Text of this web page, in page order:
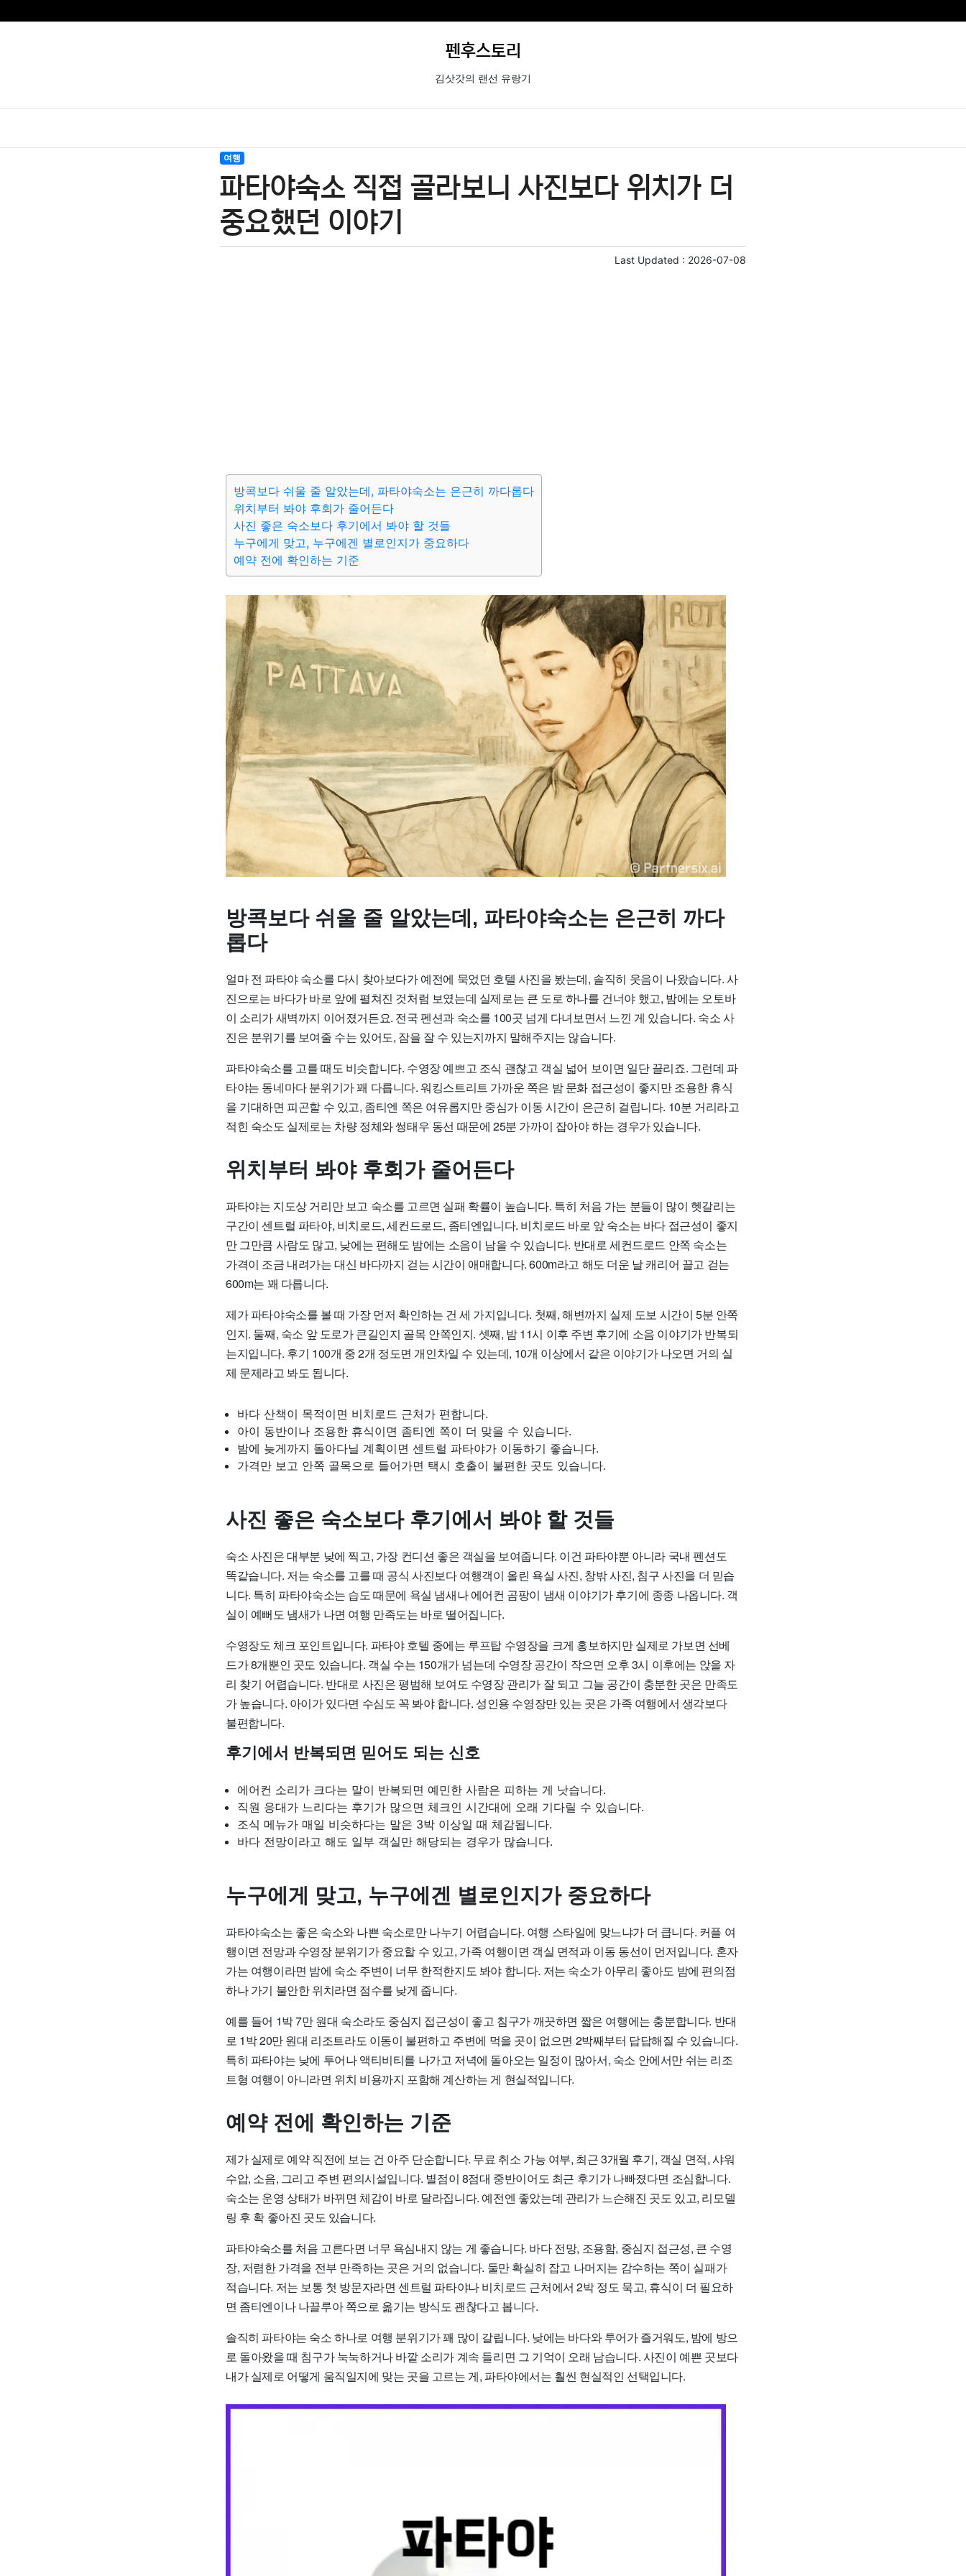
펜후스토리
김삿갓의 랜선 유랑기
여행
파타야숙소 직접 골라보니 사진보다 위치가 더
중요했던 이야기
Last Updated : 2026-07-08
방콕보다 쉬울 줄 알았는데, 파타야숙소는 은근히 까다롭다
위치부터 봐야 후회가 줄어든다
사진 좋은 숙소보다 후기에서 봐야 할 것들
누구에게 맞고, 누구에겐 별로인지가 중요하다
예약 전에 확인하는 기준
방콕보다 쉬울 줄 알았는데, 파타야숙소는 은근히 까다
롭다
얼마 전 파타야 숙소를 다시 찾아보다가 예전에 묵었던 호텔 사진을 봤는데, 솔직히 웃음이 나왔습니다. 사
진으로는 바다가 바로 앞에 펼쳐진 것처럼 보였는데 실제로는 큰 도로 하나를 건너야 했고, 밤에는 오토바
이 소리가 새벽까지 이어졌거든요. 전국 펜션과 숙소를 100곳 넘게 다녀보면서 느낀 게 있습니다. 숙소 사
진은 분위기를 보여줄 수는 있어도, 잠을 잘 수 있는지까지 말해주지는 않습니다.
파타야숙소를 고를 때도 비슷합니다. 수영장 예쁘고 조식 괜찮고 객실 넓어 보이면 일단 끌리죠. 그런데 파
타야는 동네마다 분위기가 꽤 다릅니다. 워킹스트리트 가까운 쪽은 밤 문화 접근성이 좋지만 조용한 휴식
을 기대하면 피곤할 수 있고, 좀티엔 쪽은 여유롭지만 중심가 이동 시간이 은근히 걸립니다. 10분 거리라고
적힌 숙소도 실제로는 차량 정체와 썽태우 동선 때문에 25분 가까이 잡아야 하는 경우가 있습니다.
위치부터 봐야 후회가 줄어든다
파타야는 지도상 거리만 보고 숙소를 고르면 실패 확률이 높습니다. 특히 처음 가는 분들이 많이 헷갈리는
구간이 센트럴 파타야, 비치로드, 세컨드로드, 좀티엔입니다. 비치로드 바로 앞 숙소는 바다 접근성이 좋지
만 그만큼 사람도 많고, 낮에는 편해도 밤에는 소음이 남을 수 있습니다. 반대로 세컨드로드 안쪽 숙소는
가격이 조금 내려가는 대신 바다까지 걷는 시간이 애매합니다. 600m라고 해도 더운 날 캐리어 끌고 걷는
600m는 꽤 다릅니다.
제가 파타야숙소를 볼 때 가장 먼저 확인하는 건 세 가지입니다. 첫째, 해변까지 실제 도보 시간이 5분 안쪽
인지. 둘째, 숙소 앞 도로가 큰길인지 골목 안쪽인지. 셋째, 밤 11시 이후 주변 후기에 소음 이야기가 반복되
는지입니다. 후기 100개 중 2개 정도면 개인차일 수 있는데, 10개 이상에서 같은 이야기가 나오면 거의 실
제 문제라고 봐도 됩니다.
바다 산책이 목적이면 비치로드 근처가 편합니다.
아이 동반이나 조용한 휴식이면 좀티엔 쪽이 더 맞을 수 있습니다.
밤에 늦게까지 돌아다닐 계획이면 센트럴 파타야가 이동하기 좋습니다.
가격만 보고 안쪽 골목으로 들어가면 택시 호출이 불편한 곳도 있습니다.
사진 좋은 숙소보다 후기에서 봐야 할 것들
숙소 사진은 대부분 낮에 찍고, 가장 컨디션 좋은 객실을 보여줍니다. 이건 파타야뿐 아니라 국내 펜션도
똑같습니다. 저는 숙소를 고를 때 공식 사진보다 여행객이 올린 욕실 사진, 창밖 사진, 침구 사진을 더 믿습
니다. 특히 파타야숙소는 습도 때문에 욕실 냄새나 에어컨 곰팡이 냄새 이야기가 후기에 종종 나옵니다. 객
실이 예뻐도 냄새가 나면 여행 만족도는 바로 떨어집니다.
수영장도 체크 포인트입니다. 파타야 호텔 중에는 루프탑 수영장을 크게 홍보하지만 실제로 가보면 선베
드가 8개뿐인 곳도 있습니다. 객실 수는 150개가 넘는데 수영장 공간이 작으면 오후 3시 이후에는 앉을 자
리 찾기 어렵습니다. 반대로 사진은 평범해 보여도 수영장 관리가 잘 되고 그늘 공간이 충분한 곳은 만족도
가 높습니다. 아이가 있다면 수심도 꼭 봐야 합니다. 성인용 수영장만 있는 곳은 가족 여행에서 생각보다
불편합니다.
후기에서 반복되면 믿어도 되는 신호
에어컨 소리가 크다는 말이 반복되면 예민한 사람은 피하는 게 낫습니다.
직원 응대가 느리다는 후기가 많으면 체크인 시간대에 오래 기다릴 수 있습니다.
조식 메뉴가 매일 비슷하다는 말은 3박 이상일 때 체감됩니다.
바다 전망이라고 해도 일부 객실만 해당되는 경우가 많습니다.
누구에게 맞고, 누구에겐 별로인지가 중요하다
파타야숙소는 좋은 숙소와 나쁜 숙소로만 나누기 어렵습니다. 여행 스타일에 맞느냐가 더 큽니다. 커플 여
행이면 전망과 수영장 분위기가 중요할 수 있고, 가족 여행이면 객실 면적과 이동 동선이 먼저입니다. 혼자
가는 여행이라면 밤에 숙소 주변이 너무 한적한지도 봐야 합니다. 저는 숙소가 아무리 좋아도 밤에 편의점
하나 가기 불안한 위치라면 점수를 낮게 줍니다.
예를 들어 1박 7만 원대 숙소라도 중심지 접근성이 좋고 침구가 깨끗하면 짧은 여행에는 충분합니다. 반대
로 1박 20만 원대 리조트라도 이동이 불편하고 주변에 먹을 곳이 없으면 2박째부터 답답해질 수 있습니다.
특히 파타야는 낮에 투어나 액티비티를 나가고 저녁에 돌아오는 일정이 많아서, 숙소 안에서만 쉬는 리조
트형 여행이 아니라면 위치 비용까지 포함해 계산하는 게 현실적입니다.
예약 전에 확인하는 기준
제가 실제로 예약 직전에 보는 건 아주 단순합니다. 무료 취소 가능 여부, 최근 3개월 후기, 객실 면적, 샤워
수압, 소음, 그리고 주변 편의시설입니다. 별점이 8점대 중반이어도 최근 후기가 나빠졌다면 조심합니다.
숙소는 운영 상태가 바뀌면 체감이 바로 달라집니다. 예전엔 좋았는데 관리가 느슨해진 곳도 있고, 리모델
링 후 확 좋아진 곳도 있습니다.
파타야숙소를 처음 고른다면 너무 욕심내지 않는 게 좋습니다. 바다 전망, 조용함, 중심지 접근성, 큰 수영
장, 저렴한 가격을 전부 만족하는 곳은 거의 없습니다. 둘만 확실히 잡고 나머지는 감수하는 쪽이 실패가
적습니다. 저는 보통 첫 방문자라면 센트럴 파타야나 비치로드 근처에서 2박 정도 묵고, 휴식이 더 필요하
면 좀티엔이나 나끌루아 쪽으로 옮기는 방식도 괜찮다고 봅니다.
솔직히 파타야는 숙소 하나로 여행 분위기가 꽤 많이 갈립니다. 낮에는 바다와 투어가 즐거워도, 밤에 방으
로 돌아왔을 때 침구가 눅눅하거나 바깥 소리가 계속 들리면 그 기억이 오래 남습니다. 사진이 예쁜 곳보다
내가 실제로 어떻게 움직일지에 맞는 곳을 고르는 게, 파타야에서는 훨씬 현실적인 선택입니다.